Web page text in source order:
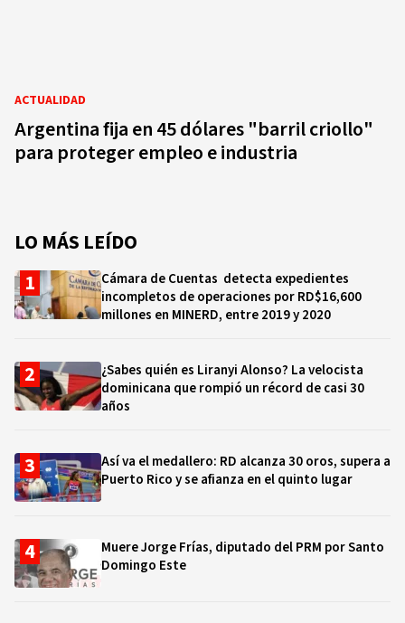
ACTUALIDAD
Argentina fija en 45 dólares "barril criollo"
para proteger empleo e industria
LO MÁS LEÍDO
Cámara de Cuentas detecta expedientes
incompletos de operaciones por RD$16,600
millones en MINERD, entre 2019 y 2020
¿Sabes quién es Liranyi Alonso? La velocista
dominicana que rompió un récord de casi 30
años
Así va el medallero: RD alcanza 30 oros, supera a
Puerto Rico y se afianza en el quinto lugar
Muere Jorge Frías, diputado del PRM por Santo
Domingo Este